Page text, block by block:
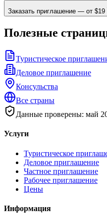
Заказать приглашение — от $19
Полезные
Туристическое
Деловое приглашение
Консульства
Все страны
Данные проверены: май
Услуги
Туристическое
Деловое приглашение
Частное приглашение
Рабочее приглашение
Цены
Информация